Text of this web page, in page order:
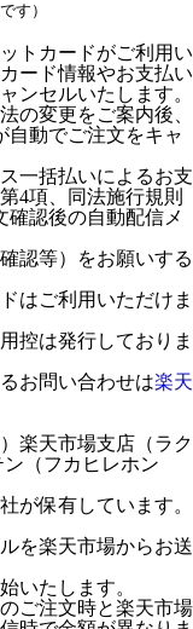
す）
トカードがご利用い
ード情報やお支払い
ンセルいたします。
の変更をご案内後、
自動でご注文をキャ
一括払いによるお支
4項、同法施行規則
確認後の自動配信メ
認等）をお願いする
はご利用いただけま
控は発行しておりま
お問い合わせは楽天
楽天市場支店（ラク
ン（フカヒレホン
が保有しています。
を楽天市場からお送
いたします。
ご注文時と楽天市場